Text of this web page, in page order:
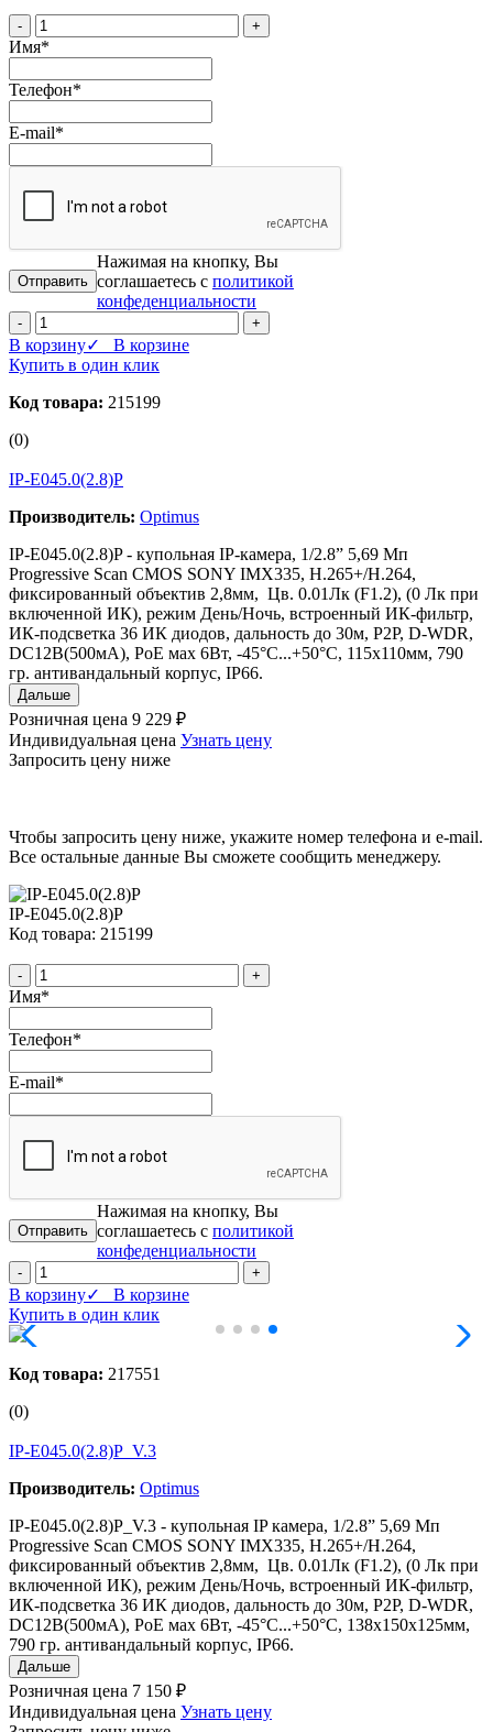
- +
Имя*
Телефон*
E-mail*
Нажимая на кнопку, Вы
соглашаетесь с политикой
конфеденциальности
- +
В корзину✓ В корзине
Купить в один клик
Код товара: 215199
(0)
IP-E045.0(2.8)P
Производитель: Optimus
IP-E045.0(2.8)P - купольная IP-камера, 1/2.8” 5,69 Мп
Progressive Scan CMOS SONY IMX335, H.265+/H.264,
фиксированный объектив 2,8мм, Цв. 0.01Лк (F1.2), (0 Лк при
включенной ИК), режим День/Ночь, встроенный ИК-фильтр,
ИК-подсветка 36 ИК диодов, дальность до 30м, P2P, D-WDR,
DC12В(500мА), PoE мах 6Вт, -45°С...+50°С, 115х110мм, 790
гр. антивандальный корпус, IР66.
Дальше
Розничная цена 9 229 ₽
Индивидуальная цена Узнать цену
Запросить цену ниже
Чтобы запросить цену ниже, укажите номер телефона и e-mail.
Все остальные данные Вы сможете сообщить менеджеру.
IP-E045.0(2.8)P
Код товара: 215199
- +
Имя*
Телефон*
E-mail*
Нажимая на кнопку, Вы
соглашаетесь с политикой
конфеденциальности
- +
В корзину✓ В корзине
Купить в один клик
Код товара: 217551
(0)
IP-E045.0(2.8)P_V.3
Производитель: Optimus
IP-E045.0(2.8)P_V.3 - купольная IP камера, 1/2.8” 5,69 Мп
Progressive Scan CMOS SONY IMX335, H.265+/H.264,
фиксированный объектив 2,8мм, Цв. 0.01Лк (F1.2), (0 Лк при
включенной ИК), режим День/Ночь, встроенный ИК-фильтр,
ИК-подсветка 36 ИК диодов, дальность до 30м, P2P, D-WDR,
DC12В(500мА), PoE мах 6Вт, -45°С...+50°С, 138х150х125мм,
790 гр. антивандальный корпус, IР66.
Дальше
Розничная цена 7 150 ₽
Индивидуальная цена Узнать цену